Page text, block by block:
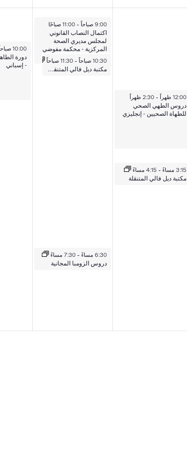
١٥ سبتمبر ٢٠٢٥
12:00 ظهراً - 2:30 ظهراً
دروس الطهي الصحي
للطهاة الصحيين - إنجليزي
١٥ سبتمبر ٢٠٢٥
3:15 مساءً - 4:15 مساءً
مكتبة ديل فالي المتنقلة
16 سبتمبر 2025
9:00 صباحاً -11:00 صباحًا
اكتمال النصاب القانوني
لمجلس مديري الصحة
المركزية - محكمة مفوضي
مقاطعة ترافيس16 سبتمبر 2025
10:30 صباحاً -11:30 صباحاً
مكتبة ديل فالي المتنقلة في هورنزبي بيند
16 سبتمبر 2025
6:30 مساءً -7:30 مساءً
دروس الزومبا المجانية
17 سبتمبر 2025
10:00 صباحاً
دورة
- إسباني